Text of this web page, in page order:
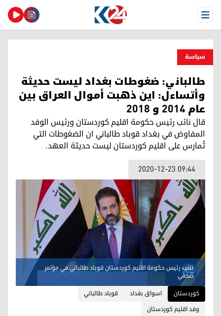
Open Menu
سیاسة
طالباني: ضغوطات بغداد ليست حديثة
وأتساءل: اين ذهبت أموال العراق بين
عام 2014 و 2018
قال نائب رئيس حكومة اقليم كوردستان ورئيس الوفد
المفاوض في بغداد قوباد طالباني ان الضغوطات التي
تُمارس على اقليم كوردستان ليست حديثة العهد.
2020-12-23 09:44
نائب رئيس حكومة اقليم كوردستان قوباد طالباني في مؤتمر
صحفي
کوردستان
اسواق بغداد
قوباد طالباني
وفد اقليم كوردستان